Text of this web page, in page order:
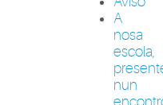
A
nosa
escola,
nun